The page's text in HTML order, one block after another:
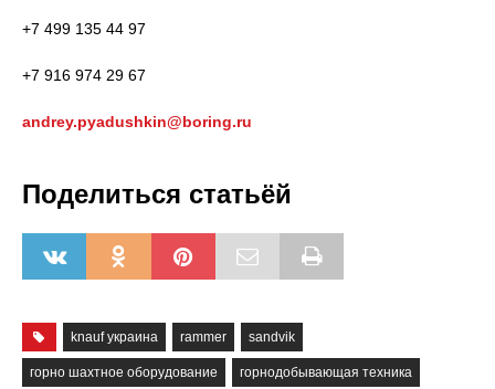
+7 499 135 44 97
+7 916 974 29 67
andrey.pyadushkin@boring.ru
Поделиться статьёй
knauf украина rammer sandvik
горно шахтное оборудование горнодобывающая техника